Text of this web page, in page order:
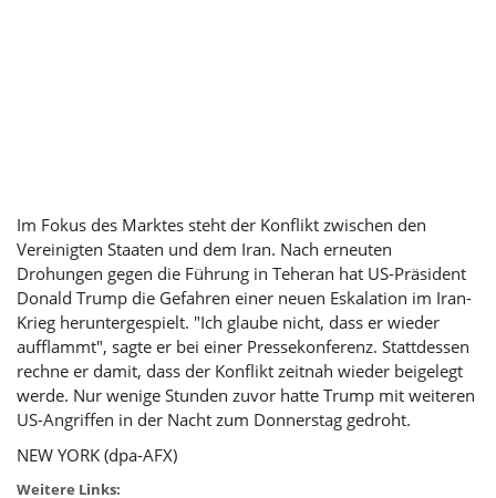
Im Fokus des Marktes steht der Konflikt zwischen den
Vereinigten Staaten und dem Iran. Nach erneuten
Drohungen gegen die Führung in Teheran hat US-Präsident
Donald Trump die Gefahren einer neuen Eskalation im Iran-
Krieg heruntergespielt. "Ich glaube nicht, dass er wieder
aufflammt", sagte er bei einer Pressekonferenz. Stattdessen
rechne er damit, dass der Konflikt zeitnah wieder beigelegt
werde. Nur wenige Stunden zuvor hatte Trump mit weiteren
US-Angriffen in der Nacht zum Donnerstag gedroht.
NEW YORK (dpa-AFX)
Weitere Links: